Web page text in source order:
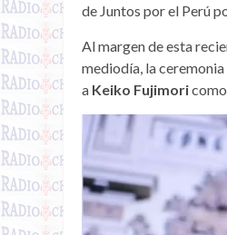
de Juntos por el Perú
Al margen de esta
mediodía, la
a Keiko Fujimori